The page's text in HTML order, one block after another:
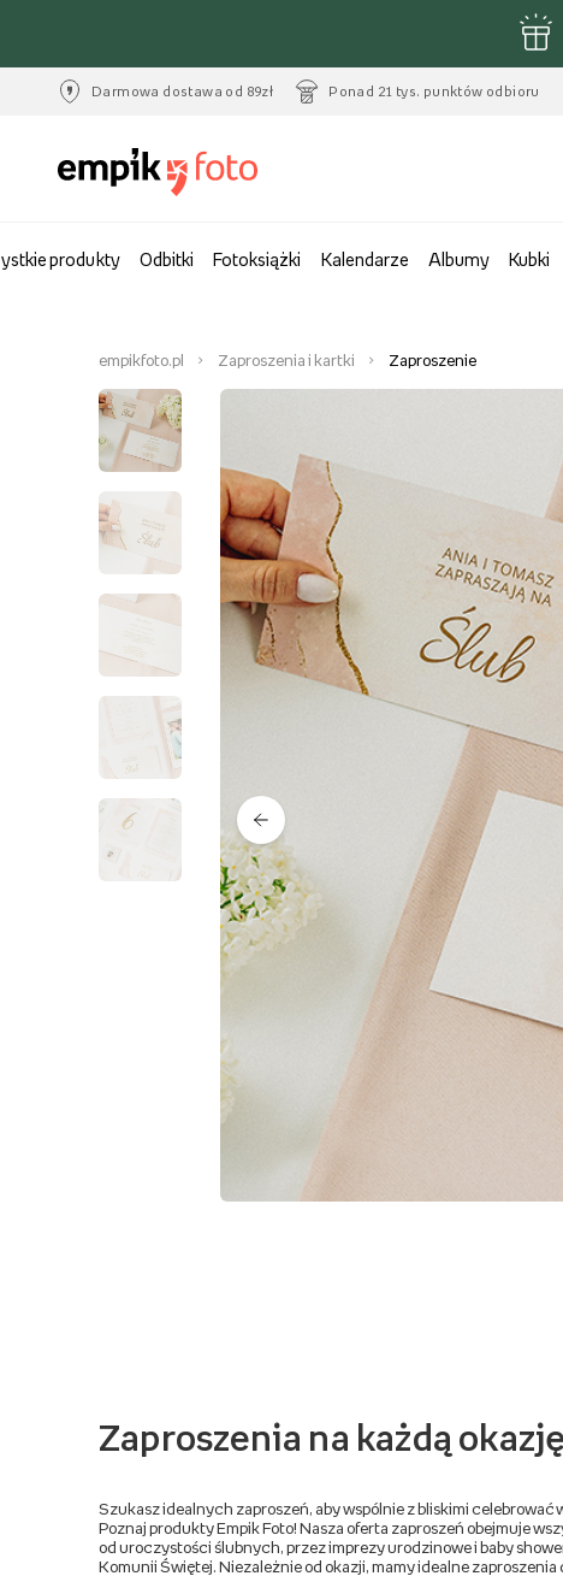
Darmowa dostawa od 89zł Ponad 21 tys. punktów odbioru
produkty Odbitki Fotoksiążki Kalendarze Albumy Kubki
empikfoto.pl Zaproszenia i kartki Zaproszenie
Zaproszenia na każdą
Szukasz idealnych zaproszeń, aby wspólnie z bliskimi
Poznaj produkty Empik Foto! Nasza oferta zaproszeń obejmuje
od uroczystości ślubnych, przez imprezy urodzinowe i baby
Komunii Świętej. Niezależnie od okazji, mamy idealne zaproszenia